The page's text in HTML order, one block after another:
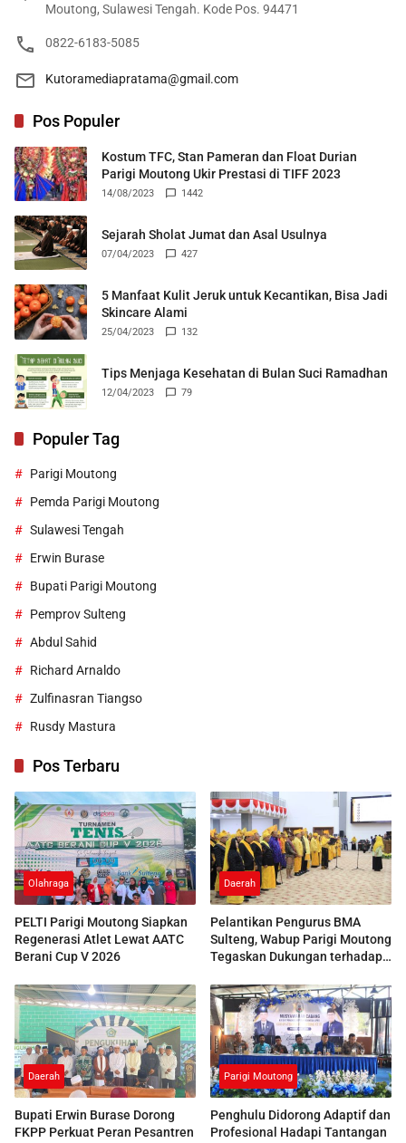
Moutong, Sulawesi Tengah. Kode Pos. 94471
0822-6183-5085
Kutoramediapratama@gmail.com
Pos Populer
Kostum TFC, Stan Pameran dan Float Durian
Parigi Moutong Ukir Prestasi di TIFF 2023
14/08/2023 1442
Sejarah Sholat Jumat dan Asal Usulnya
07/04/2023 427
5 Manfaat Kulit Jeruk untuk Kecantikan, Bisa Jadi
Skincare Alami
25/04/2023 132
Tips Menjaga Kesehatan di Bulan Suci Ramadhan
12/04/2023 79
Populer Tag
Parigi Moutong
Pemda Parigi Moutong
Sulawesi Tengah
Erwin Burase
Bupati Parigi Moutong
Pemprov Sulteng
Abdul Sahid
Richard Arnaldo
Zulfinasran Tiangso
Rusdy Mastura
Pos Terbaru
Olahraga
PELTI Parigi Moutong Siapkan
Regenerasi Atlet Lewat AATC
Berani Cup V 2026
Daerah
Pelantikan Pengurus BMA
Sulteng, Wabup Parigi Moutong
Tegaskan Dukungan terhadap
Daerah
Bupati Erwin Burase Dorong
FKPP Perkuat Peran Pesantren
Parigi Moutong
Penghulu Didorong Adaptif dan
Profesional Hadapi Tantangan